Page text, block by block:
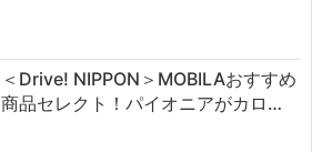
＜Drive! NIPPON＞MOBILAおすすめ
商品セレクト！パイオニアがカロ…